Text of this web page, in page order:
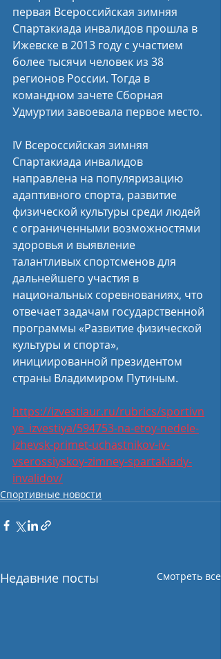
первая Всероссийская зимняя
Спартакиада инвалидов прошла в
Ижевске в 2013 году с участием
более тысячи человек из 38
регионов России. Тогда в
командном зачете Сборная
Удмуртии завоевала первое место.
IV Всероссийская зимняя
Спартакиада инвалидов
направлена на популяризацию
адаптивного спорта, развитие
физической культуры среди людей
с ограниченными возможностями
здоровья и выявление
талантливых спортсменов для
дальнейшего участия в
национальных соревнованиях, что
отвечает задачам государственной
программы «Развитие физической
культуры и спорта»,
инициированной президентом
страны Владимиром Путиным.
https://izvestiaur.ru/rubrics/sportivn
ye_izvestiya/594753-na-etoy-nedele-
izhevsk-primet-uchastnikov-iv-
vserossiyskoy-zimney-spartakiady-
invalidov/
Спортивные новости
Недавние посты Смотреть все